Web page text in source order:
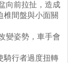
向前拉扯，造成
椎間盤與小面關
變姿勢，車手會
騎行者過度扭轉